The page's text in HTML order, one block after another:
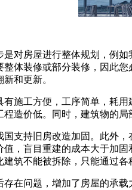
对房屋进行整体规划，例
体装修或部分装修，因此
和更新。
施工方便，工序简单，耗
造价低。同时，建筑物的
支持旧房改造加固。此外
，盲目重建的成本大于加
筑不能被拆除，只能通过各
在问题，增加了房屋的承